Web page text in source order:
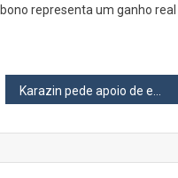
representa um ganho real